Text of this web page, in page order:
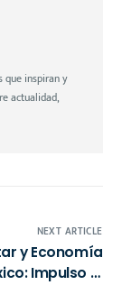
que inspiran y
actualidad,
NEXT ARTICLE
y Economía
Impulso al